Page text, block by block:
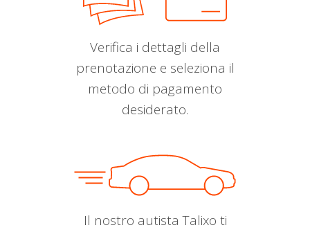
Verifica i dettagli della
prenotazione e seleziona il
metodo di pagamento
desiderato.
Il nostro autista Talixo ti